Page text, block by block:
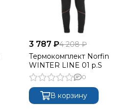
3 787 ₽4 208 ₽
Термокомплект Norfin
WINTER LINE 01 р.S
0
В корзину